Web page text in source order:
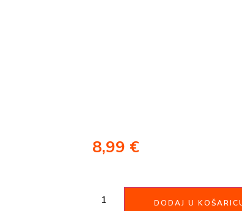
8,99 €
DODAJ U